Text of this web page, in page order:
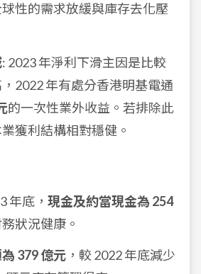
性的需求放緩與庫存去化壓
: 2023 年淨利下滑主因是比較
2022 年有處分香港明基電通
的一次性業外收益。若排除此
獲利結構相對穩健。
年底， 現金及約當現金為 254
務狀況健康。
379 億元 ，較 2022 年底減少